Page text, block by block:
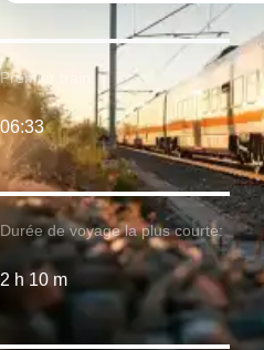
Durée de voyage la plus courte:
2 h 10 m
Premier train:
06:33